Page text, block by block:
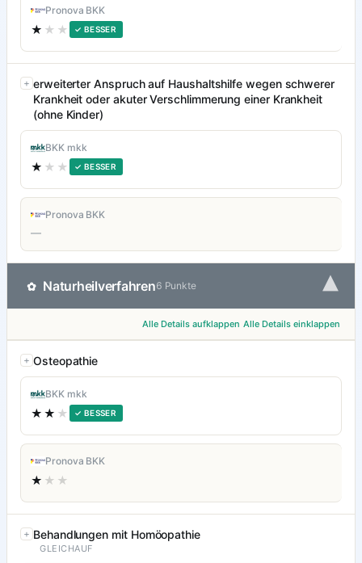
Pronova BKK
★ ★★ ✓ BESSER
erweiterter Anspruch auf Haushaltshilfe wegen schwerer
Krankheit oder akuter Verschlimmerung einer Krankheit
(ohne Kinder)
BKK mkk
★ ★★ ✓ BESSER
Pronova BKK
—
✿ Naturheilverfahren6 Punkte ▾
Alle Details aufklappen Alle Details einklappen
Osteopathie
BKK mkk
★★ ★ ✓ BESSER
Pronova BKK
★ ★★
Behandlungen mit Homöopathie
GLEICHAUF